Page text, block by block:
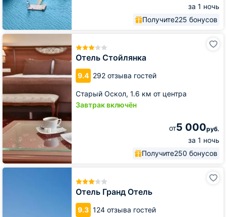
за 1 ночь
Получите225 бонусов
Отель Стойлянка
9.4 292 отзыва гостей
Старый Оскол, 1.6 км от центра
Завтрак включён
от5 000руб.
за 1 ночь
Получите250 бонусов
Отель
Стойлянка
Отель Гранд Отель
9.3 124 отзыва гостей
Отель